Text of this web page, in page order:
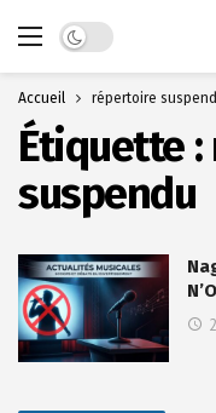
Dark mode
Accueil répertoire
Étiquette :
suspendu